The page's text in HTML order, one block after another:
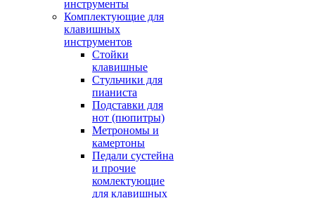
инструменты
Комплектующие для
клавишных
инструментов
Стойки
клавишные
Стульчики для
пианиста
Подставки для
нот (пюпитры)
Метрономы и
камертоны
Педали сустейна
и прочие
комлектующие
для клавишных